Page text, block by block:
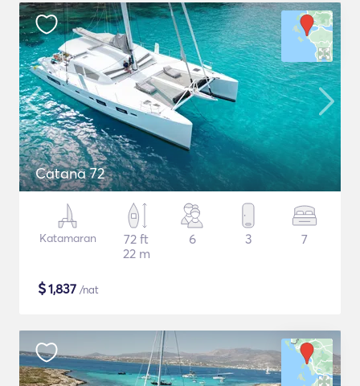
Catana 72
Katamaran
72 ft
22 m
6 3 7
$1,837 /nat